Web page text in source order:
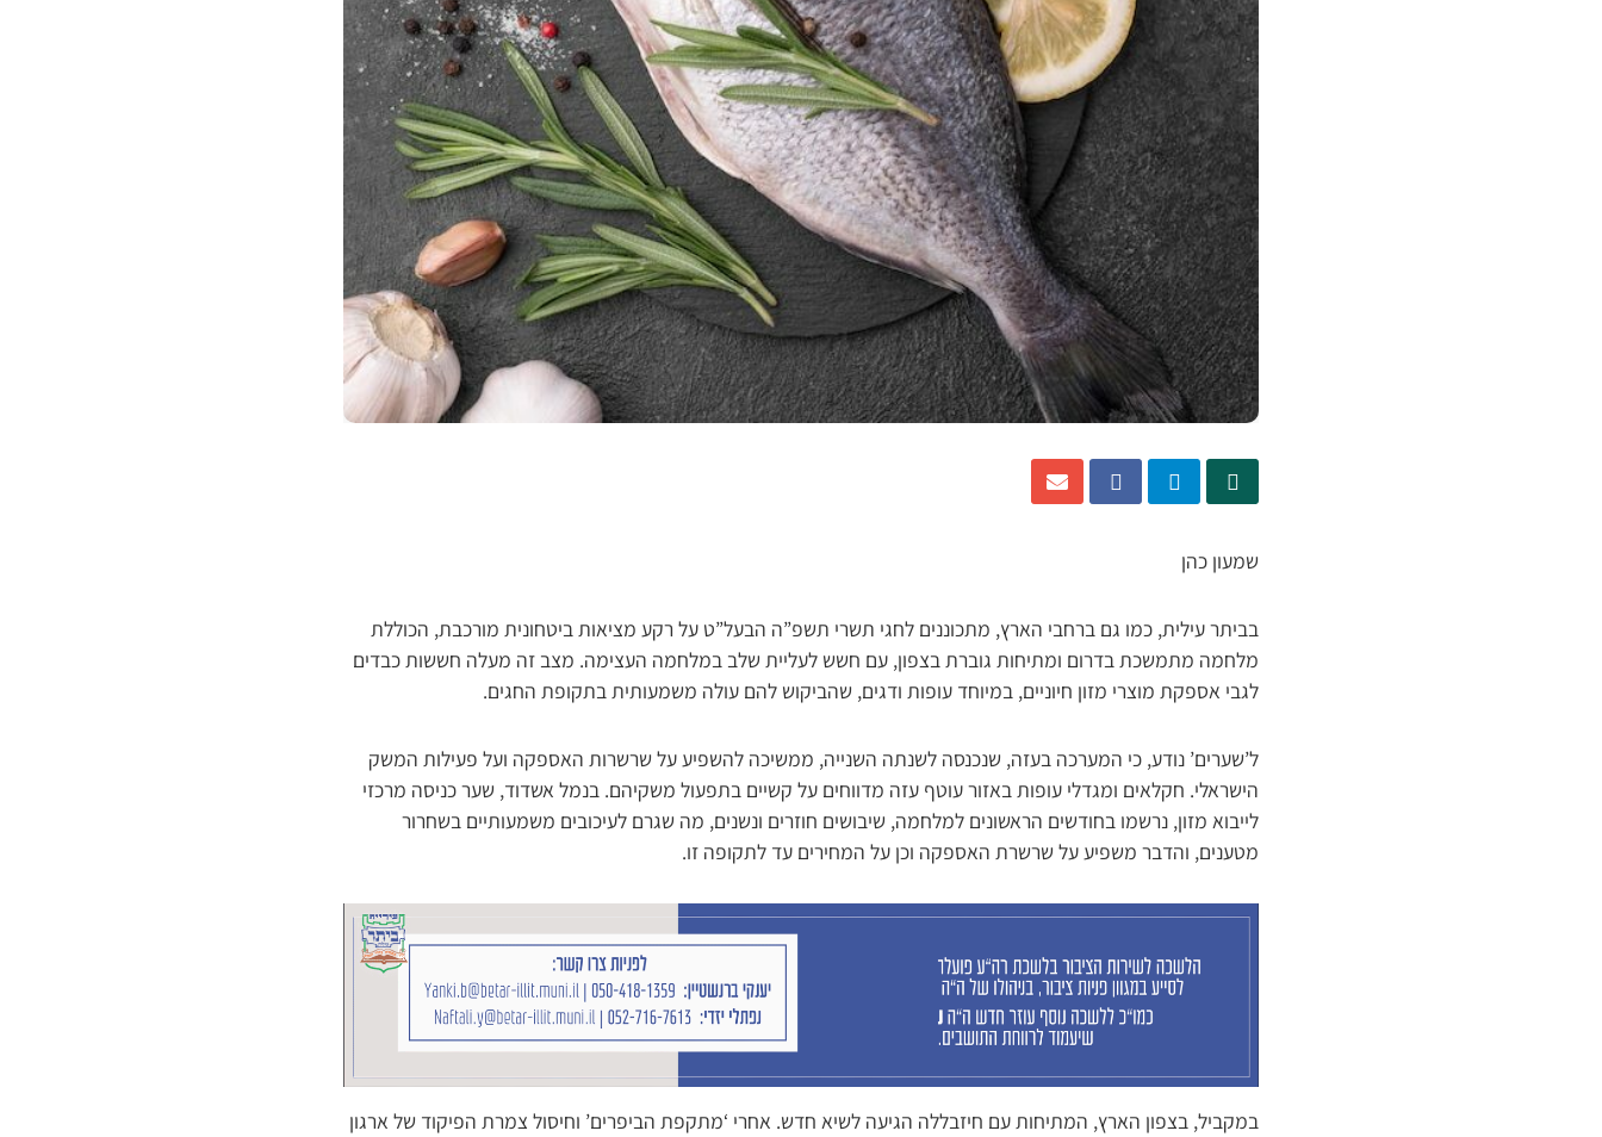
שמעון כהן
בביתר עילית, כמו גם ברחבי הארץ, מתכוננים לחגי תשרי תשפ”ה הבעל”ט על רקע מציאות ביטחונית מורכבת, הכוללת
מלחמה מתמשכת בדרום ומתיחות גוברת בצפון, עם חשש לעליית שלב במלחמה העצימה. מצב זה מעלה חששות כבדים
לגבי אספקת מוצרי מזון חיוניים, במיוחד עופות ודגים, שהביקוש להם עולה משמעותית בתקופת החגים.
ל’שערים’ נודע, כי המערכה בעזה, שנכנסה לשנתה השנייה, ממשיכה להשפיע על שרשרות האספקה ועל פעילות המשק
הישראלי. חקלאים ומגדלי עופות באזור עוטף עזה מדווחים על קשיים בתפעול משקיהם. בנמל אשדוד, שער כניסה מרכזי
לייבוא מזון, נרשמו בחודשים הראשונים למלחמה, שיבושים חוזרים ונשנים, מה שגרם לעיכובים משמעותיים בשחרור
מטענים, והדבר משפיע על שרשרת האספקה וכן על המחירים עד לתקופה זו.
במקביל, בצפון הארץ, המתיחות עם חיזבללה הגיעה לשיא חדש. אחרי ‘מתקפת הביפרים’ וחיסול צמרת הפיקוד של ארגון